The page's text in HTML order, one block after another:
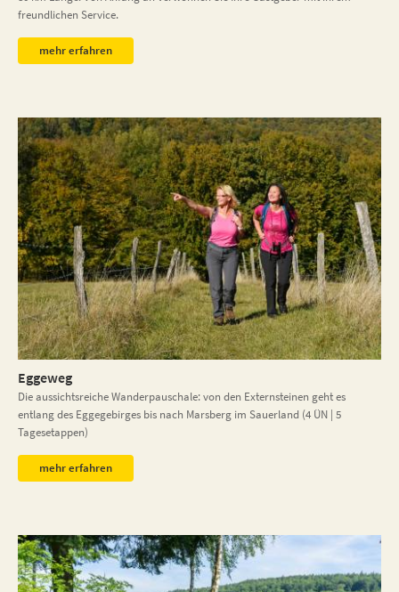
freundlichen Service.
mehr erfahren
Eggeweg
Die aussichtsreiche Wanderpauschale: von den Externsteinen geht es
entlang des Eggegebirges bis nach Marsberg im Sauerland (4 ÜN | 5
Tagesetappen)
mehr erfahren